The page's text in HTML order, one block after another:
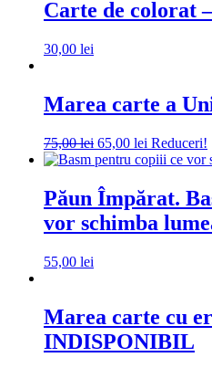
Carte de colorat
30,00 lei
Marea carte a
75,00lei Prețul
inițial
fost:
75,00 lei.
65,00 lei Prețul
curent
65,00 lei.
Reduceri!
Păun Împărat.
vor schimba
55,00 lei
Marea carte cu
INDISPONIBIL